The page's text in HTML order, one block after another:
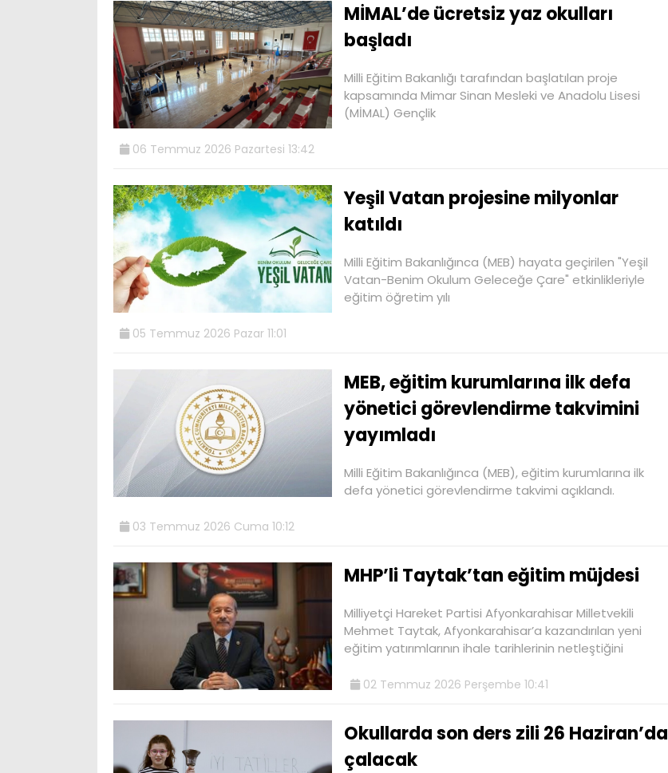
MİMAL’de ücretsiz yaz okulları
başladı
Milli Eğitim Bakanlığı tarafından başlatılan proje
kapsamında Mimar Sinan Mesleki ve Anadolu Lisesi
(MİMAL) Gençlik
06 Temmuz 2026 Pazartesi 13:42
Yeşil Vatan projesine milyonlar
katıldı
Milli Eğitim Bakanlığınca (MEB) hayata geçirilen "Yeşil
Vatan-Benim Okulum Geleceğe Çare" etkinlikleriyle
eğitim öğretim yılı
05 Temmuz 2026 Pazar 11:01
MEB, eğitim kurumlarına ilk defa
yönetici görevlendirme takvimini
yayımladı
Milli Eğitim Bakanlığınca (MEB), eğitim kurumlarına ilk
defa yönetici görevlendirme takvimi açıklandı.
03 Temmuz 2026 Cuma 10:12
MHP’li Taytak’tan eğitim müjdesi
Milliyetçi Hareket Partisi Afyonkarahisar Milletvekili
Mehmet Taytak, Afyonkarahisar’a kazandırılan yeni
eğitim yatırımlarının ihale tarihlerinin netleştiğini
02 Temmuz 2026 Perşembe 10:41
Okullarda son ders zili 26 Haziran’da
çalacak